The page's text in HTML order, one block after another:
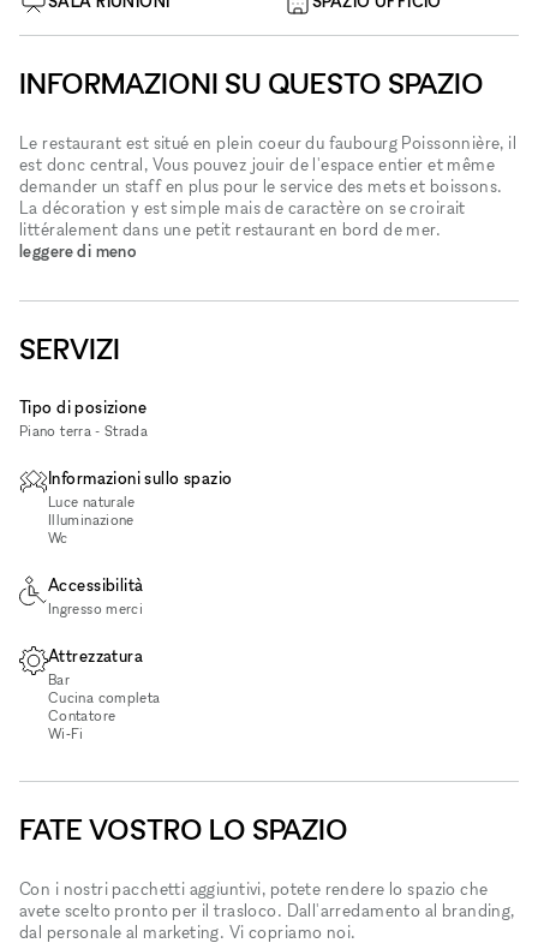
INFORMAZIONI SU QUESTO SPAZIO
Le restaurant est situé en plein coeur du faubourg Poissonnière, il
est donc central, Vous pouvez jouir de l'espace entier et même
demander un staff en plus pour le service des mets et boissons.
La décoration y est simple mais de caractère on se croirait
littéralement dans une petit restaurant en bord de mer.
leggere di meno
SERVIZI
Tipo di posizione
Piano terra - Strada
Informazioni sullo spazio
Luce naturale
Illuminazione
Wc
Accessibilità
Ingresso merci
Attrezzatura
Bar
Cucina completa
Contatore
Wi‑Fi
FATE VOSTRO LO SPAZIO
Con i nostri pacchetti aggiuntivi, potete rendere lo spazio che
avete scelto pronto per il trasloco. Dall'arredamento al branding,
dal personale al marketing. Vi copriamo noi.